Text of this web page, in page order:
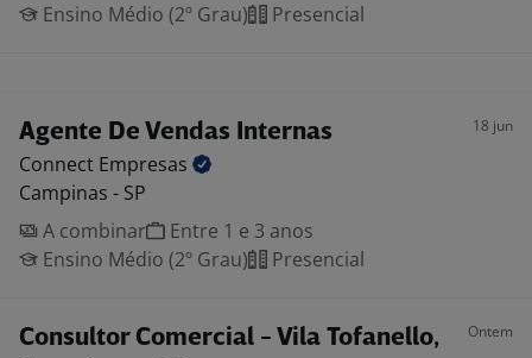
Ensino Médio (2º Grau)
Presencial
Agente De Vendas Internas 18 jun
Connect Empresas
Campinas - SP
A combinar
Entre 1 e 3 anos
Ensino Médio (2º Grau)
Presencial
Consultor Comercial - Vila Tofanello,
Ontem